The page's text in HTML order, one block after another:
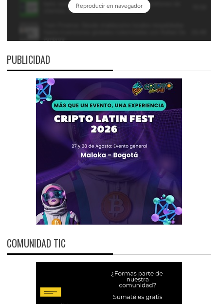
PUBLICIDAD
COMUNIDAD TIC